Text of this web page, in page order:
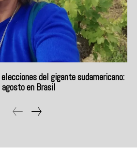
del gigante sudamericano:
agosto en Brasil